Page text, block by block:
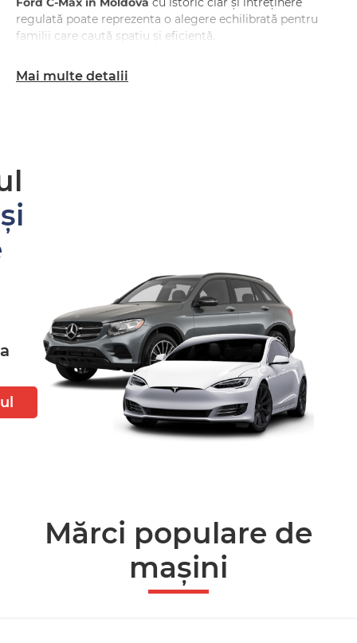
regulată poate reprezenta o alegere echilibrată pentru
familii care caută spațiu și eficiență.
Mai multe detalii
Mărci populare de
mașini